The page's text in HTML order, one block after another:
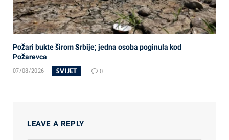
Požari bukte širom Srbije; jedna osoba poginula kod
Požarevca
07/08/2026 SVIJET 0
LEAVE A REPLY